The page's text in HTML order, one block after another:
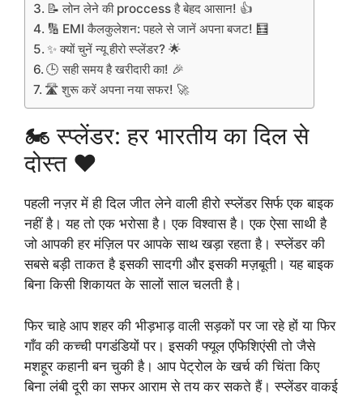
📝 लोन लेने की proccess है बेहद आसान! 👍
🔢 EMI कैलकुलेशन: पहले से जानें अपना बजट! 🧮
✨ क्यों चुनें न्यू हीरो स्प्लेंडर? 🌟
🕒 सही समय है खरीदारी का! 🎉
🛣️ शुरू करें अपना नया सफर! 🚀
🏍️ स्प्लेंडर: हर भारतीय का दिल से
दोस्त ❤️
पहली नज़र में ही दिल जीत लेने वाली हीरो स्प्लेंडर सिर्फ एक बाइक
नहीं है। यह तो एक भरोसा है। एक विश्वास है। एक ऐसा साथी है
जो आपकी हर मंज़िल पर आपके साथ खड़ा रहता है। स्प्लेंडर की
सबसे बड़ी ताकत है इसकी सादगी और इसकी मज़बूती। यह बाइक
बिना किसी शिकायत के सालों साल चलती है।
फिर चाहे आप शहर की भीड़भाड़ वाली सड़कों पर जा रहे हों या फिर
गाँव की कच्ची पगडंडियों पर। इसकी फ्यूल एफिशिएंसी तो जैसे
मशहूर कहानी बन चुकी है। आप पेट्रोल के खर्च की चिंता किए
बिना लंबी दूरी का सफर आराम से तय कर सकते हैं। स्प्लेंडर वाकई